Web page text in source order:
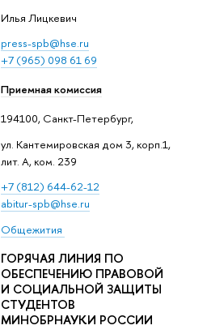
Илья Лицкевич
press-spb@hse.ru
+7 (965) 098 61 69
Приемная комиссия
194100, Санкт-Петербург,
ул. Кантемировская дом 3, корп.1,
лит. А, ком. 239
+7 (812) 644-62-12
abitur-spb@hse.ru
Общежития
ГОРЯЧАЯ ЛИНИЯ ПО
ОБЕСПЕЧЕНИЮ ПРАВОВОЙ
И СОЦИАЛЬНОЙ ЗАЩИТЫ
СТУДЕНТОВ
МИНОБРНАУКИ РОССИИ